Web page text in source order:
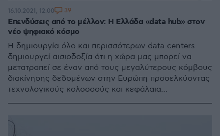
Επενδύσεις από το μέλλον: H Eλλάδα «data hub» στον
νέο ψηφιακό κόσμο
Η δημιουργία όλο και περισσότερων data centers
δημιουργεί αισιοδοξία ότι η χώρα μας μπορεί να
μετατραπεί σε έναν από τους μεγαλύτερους κόμβους
διακίνησης δεδομένων στην Ευρώπη προσελκύοντας
τεχνολογικούς κολοσσούς και κεφάλαια
σημασία των υποβρύχιων αγωγών
16.10.2021, 12:00 39